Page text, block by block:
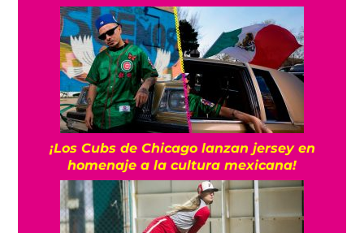
¡Los Cubs de Chicago lanzan jersey en
homenaje a la cultura mexicana!